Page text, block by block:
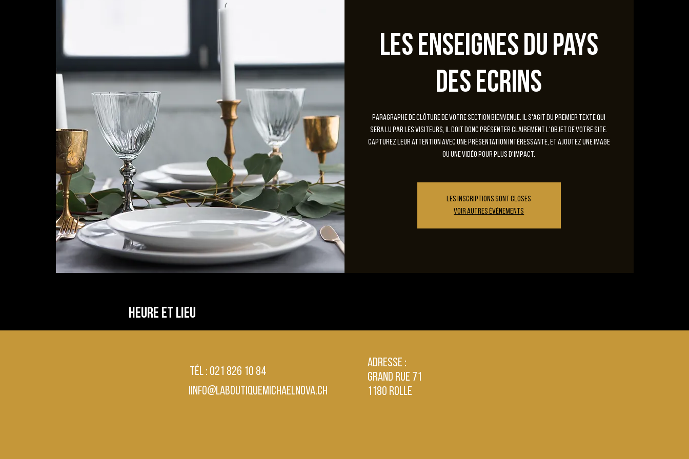
Les enseignes du pays
des Ecrins
Paragraphe de clôture de votre section Bienvenue. Il s'agit du premier texte qui
sera lu par les visiteurs, il doit donc présenter clairement l'objet de votre site.
Capturez leur attention avec une présentation intéressante, et ajoutez une image
ou une vidéo pour plus d'impact.
Les inscriptions sont closes
Voir autres événements
Heure et lieu
Partager cet événement
Tél : 021 826 10 84
iinfo@laboutiquemichaelnova.ch
Adresse :
Grand Rue 71
1180 Rolle